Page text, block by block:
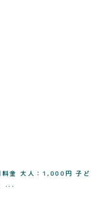
料金 大人：1,000円 子ど
...